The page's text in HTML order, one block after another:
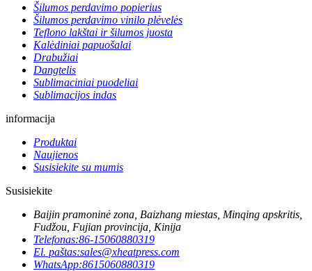
Šilumos perdavimo popierius
Šilumos perdavimo vinilo plėvelės
Teflono lakštai ir šilumos juosta
Kalėdiniai papuošalai
Drabužiai
Dangtelis
Sublimaciniai puodeliai
Sublimacijos indas
informacija
Produktai
Naujienos
Susisiekite su mumis
Susisiekite
Baijin pramoninė zona, Baizhang miestas, Minqing apskritis,
Fudžou, Fujian provincija, Kinija
Telefonas:86-15060880319
El. paštas:sales@xheatpress.com
WhatsApp:8615060880319